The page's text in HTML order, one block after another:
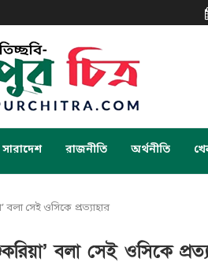
সারাদেশ রাজনীতি অর্থনীতি
সেই ওসিকে প্রত্যাহার
বলা সেই ওসিকে